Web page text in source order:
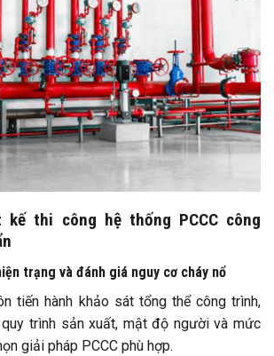
thi công hệ thống PCCC công
trạng và đánh giá nguy cơ cháy nổ
tiến hành khảo sát tổng thể công trình,
trình sản xuất, mật độ người và mức
giải pháp PCCC phù hợp.